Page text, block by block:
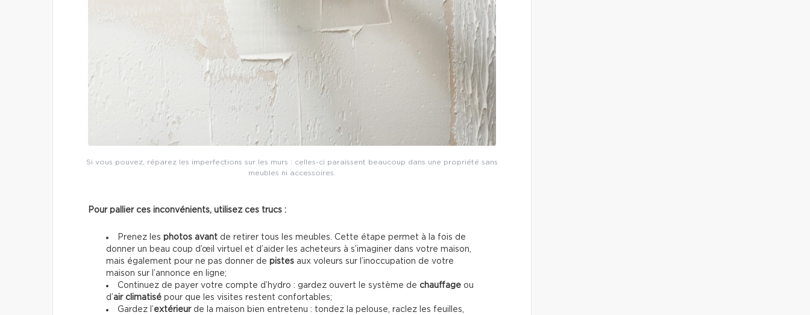
Si vous pouvez, réparez les imperfections sur les murs : celles-ci paraissent beaucoup dans une propriété sans
meubles ni accessoires.
Pour pallier ces inconvénients, utilisez ces trucs :
Prenez les photos avant de retirer tous les meubles. Cette étape permet à la fois de
donner un beau coup d’œil virtuel et d’aider les acheteurs à s’imaginer dans votre maison,
mais également pour ne pas donner de pistes aux voleurs sur l’inoccupation de votre
maison sur l’annonce en ligne;
Continuez de payer votre compte d’hydro : gardez ouvert le système de chauffage ou
d’air climatisé pour que les visites restent confortables;
Gardez l’extérieurde la maison bien entretenu : tondez la pelouse, raclez les feuilles,